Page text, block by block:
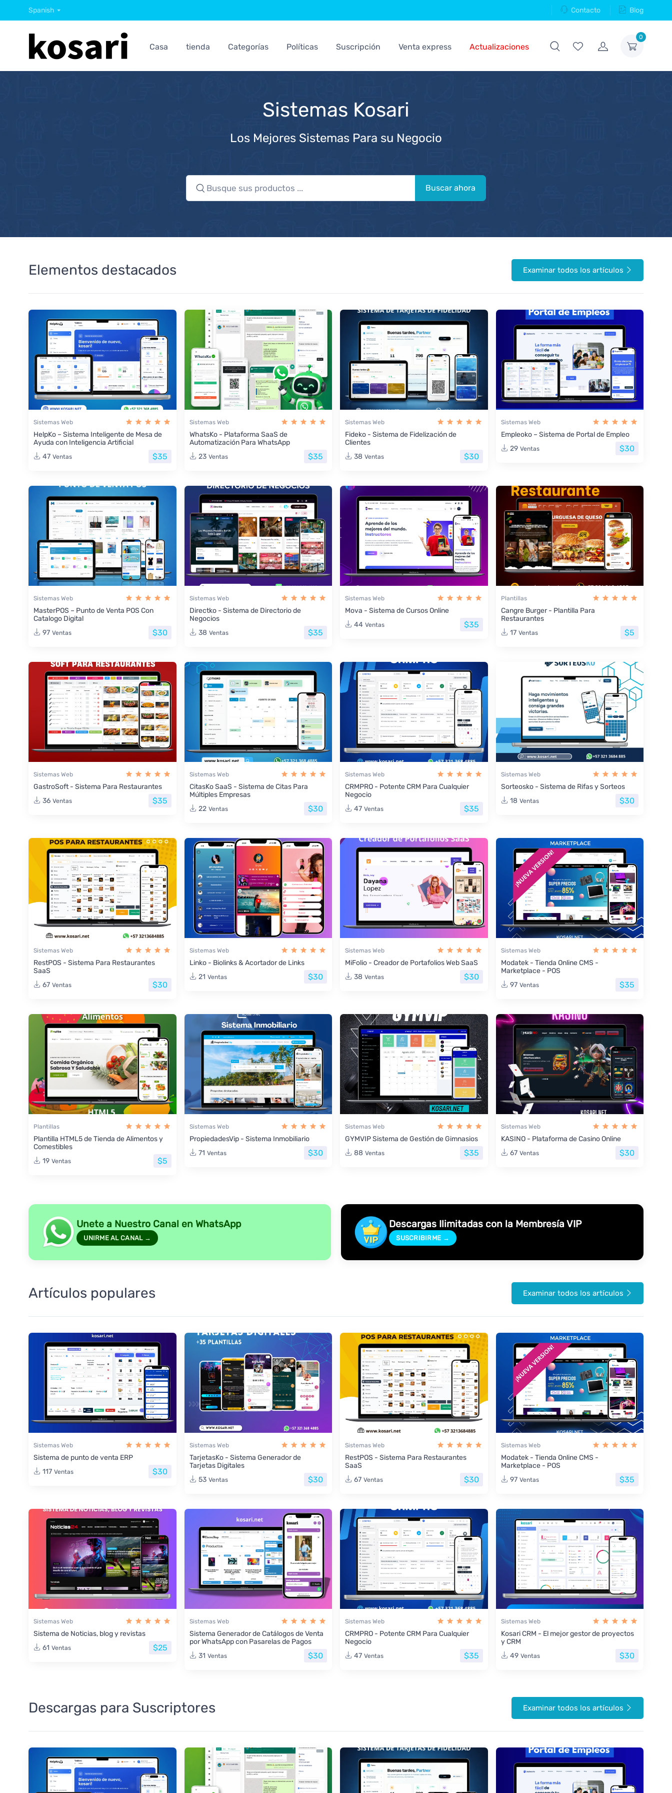
Spanish Contacto Blog
0
Casa tienda Categorías Políticas Suscripción Venta express Actualizaciones
Sistemas Kosari
Los Mejores Sistemas Para su Negocio
Buscar ahora
Elementos destacados Examinar todos los artículos
Sistemas Web
HelpKo – Sistema Inteligente de Mesa de
Ayuda con Inteligencia Artificial
47 Ventas $35
Sistemas Web
WhatsKo - Plataforma SaaS de
Automatización Para WhatsApp
23 Ventas $35
Sistemas Web
Fideko - Sistema de Fidelización de
Clientes
38 Ventas $30
Sistemas Web
Empleoko – Sistema de Portal de Empleo
29 Ventas $30
Sistemas Web
MasterPOS – Punto de Venta POS Con
Catalogo Digital
97 Ventas $30
Sistemas Web
Directko - Sistema de Directorio de
Negocios
38 Ventas $35
Sistemas Web
Mova - Sistema de Cursos Online
44 Ventas $35
Plantillas
Cangre Burger - Plantilla Para
Restaurantes
17 Ventas $5
Sistemas Web
GastroSoft - Sistema Para Restaurantes
36 Ventas $35
Sistemas Web
CitasKo SaaS - Sistema de Citas Para
Múltiples Empresas
22 Ventas $30
Sistemas Web
CRMPRO - Potente CRM Para Cualquier
Negocio
47 Ventas $35
Sistemas Web
Sorteosko - Sistema de Rifas y Sorteos
18 Ventas $30
Sistemas Web
RestPOS - Sistema Para Restaurantes
SaaS
67 Ventas $30
Sistemas Web
Linko - Biolinks & Acortador de Links
21 Ventas $30
Sistemas Web
MiFolio - Creador de Portafolios Web SaaS
38 Ventas $30
Sistemas Web
Modatek - Tienda Online CMS -
Marketplace - POS
97 Ventas $35
Plantillas
Plantilla HTML5 de Tienda de Alimentos y
Comestibles
19 Ventas $5
Sistemas Web
PropiedadesVip - Sistema Inmobiliario
71 Ventas $30
Sistemas Web
GYMVIP Sistema de Gestión de Gimnasios
88 Ventas $35
Sistemas Web
KASINO - Plataforma de Casino Online
67 Ventas $30
Unete a Nuestro Canal en WhatsApp
UNIRME AL CANAL →
Descargas Ilimitadas con la Membresía VIP
SUSCRIBIRME →
Artículos populares Examinar todos los artículos
Sistemas Web
Sistema de punto de venta ERP
117 Ventas $30
Sistemas Web
TarjetasKo - Sistema Generador de
Tarjetas Digitales
53 Ventas $30
Sistemas Web
RestPOS - Sistema Para Restaurantes
SaaS
67 Ventas $30
Sistemas Web
Modatek - Tienda Online CMS -
Marketplace - POS
97 Ventas $35
Sistemas Web
Sistema de Noticias, blog y revistas
61 Ventas $25
Sistemas Web
Sistema Generador de Catálogos de Venta
por WhatsApp con Pasarelas de Pagos
31 Ventas $30
Sistemas Web
CRMPRO - Potente CRM Para Cualquier
Negocio
47 Ventas $35
Sistemas Web
Kosari CRM - El mejor gestor de proyectos
y CRM
49 Ventas $30
Descargas para Suscriptores Examinar todos los artículos